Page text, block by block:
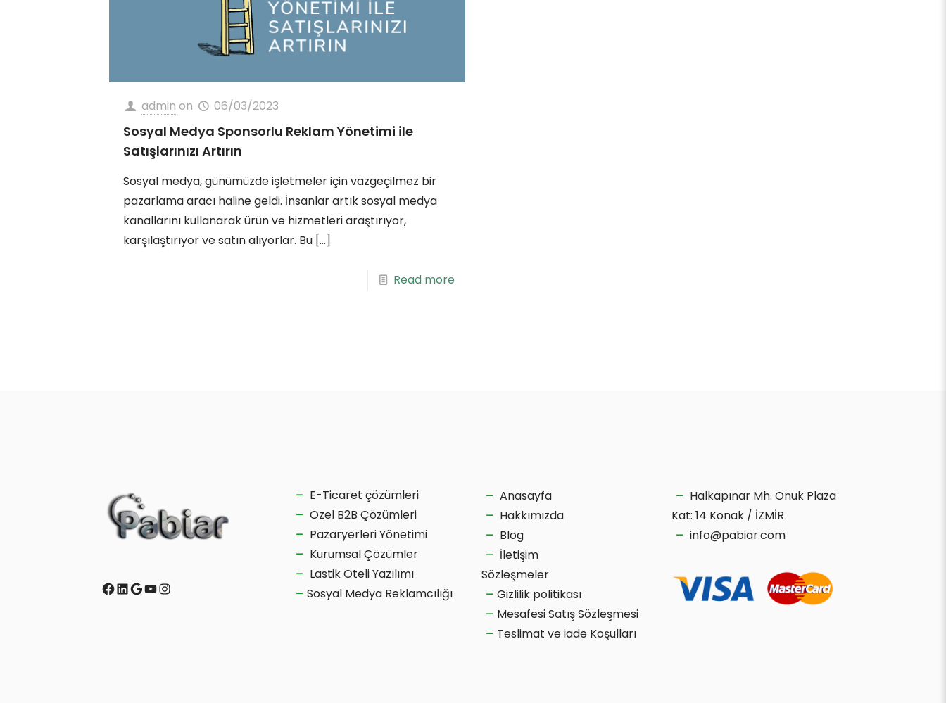
admin on 06/03/2023
Sosyal Medya Sponsorlu Reklam Yönetimi ile
Satışlarınızı Artırın
Sosyal medya, günümüzde işletmeler için vazgeçilmez bir
pazarlama aracı haline geldi. İnsanlar artık sosyal medya
kanallarını kullanarak ürün ve hizmetleri araştırıyor,
karşılaştırıyor ve satın alıyorlar. Bu[…]
Read more
Facebook
LinkedIn
Google
YouTube
Instagram
E-Ticaret çözümleri
Özel B2B Çözümleri
Pazaryerleri Yönetimi
Kurumsal Çözümler
Lastik Oteli Yazılımı
Sosyal Medya Reklamcılığı
Anasayfa
Hakkımızda
Blog
İletişim
Sözleşmeler
Gizlilik politikası
Mesafesi Satış Sözleşmesi
Teslimat ve iade Koşulları
Halkapınar Mh. Onuk Plaza
Kat: 14 Konak / İZMİR
info@pabiar.com